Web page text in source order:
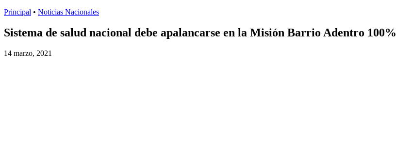
Principal • Noticias Nacionales
Sistema de salud nacional debe apalancarse en la Misión Barrio Adentro 100%
14 marzo, 2021